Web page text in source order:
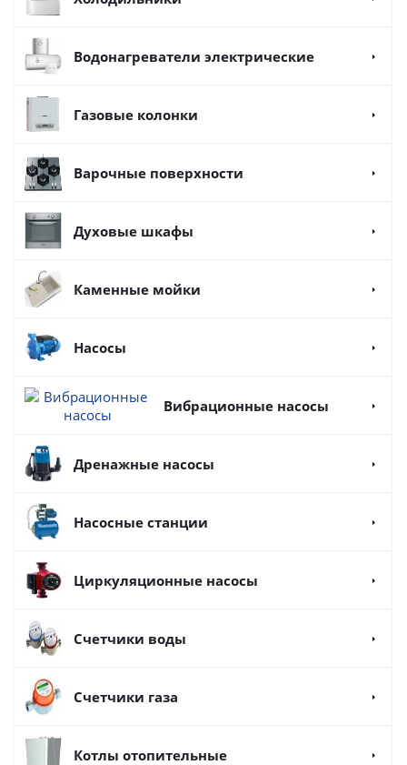
Водонагреватели электрические
Газовые колонки
Варочные поверхности
Духовые шкафы
Каменные мойки
Насосы
Вибрационные насосы
Дренажные насосы
Насосные станции
Циркуляционные насосы
Счетчики воды
Счетчики газа
Котлы отопительные